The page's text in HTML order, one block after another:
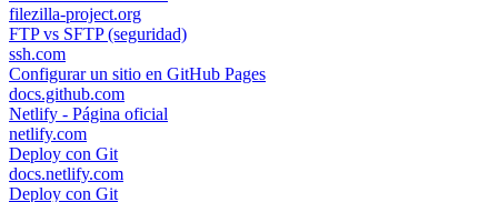
filezilla-project.org
FTP vs SFTP (seguridad)
ssh.com
Configurar un sitio en GitHub Pages
docs.github.com
Netlify - Página oficial
netlify.com
Deploy con Git
docs.netlify.com
Deploy con Git